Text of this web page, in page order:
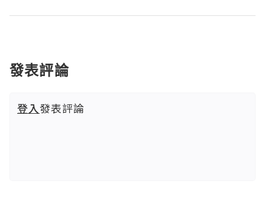
發表評論
登入發表評論